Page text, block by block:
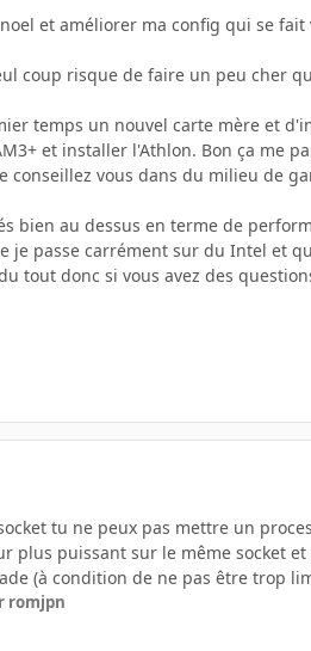
et améliorer ma config qui se
coup risque de faire un peu cher
temps un nouvel carte mère et
et installer l'Athlon. Bon ça me
conseillez vous dans du milieu de
bien au dessus en terme de
je passe carrément sur du Intel et
tout donc si vous avez des
tu ne peux pas mettre un
plus puissant sur le même socket
(à condition de ne pas être trop
romjpn